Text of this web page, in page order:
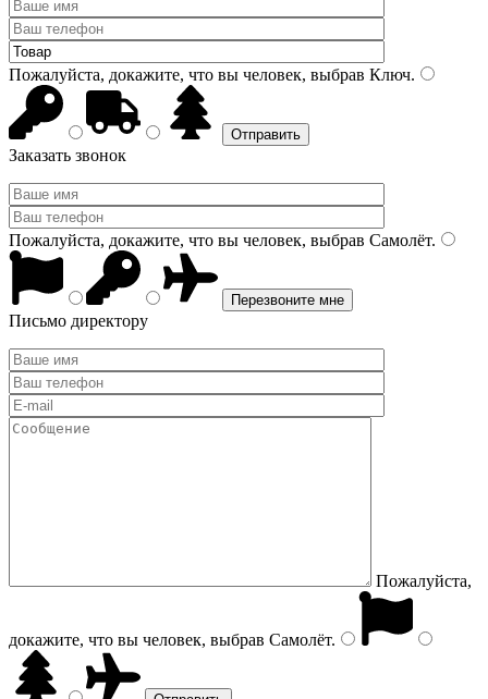
Пожалуйста, докажите, что вы человек, выбрав Ключ.
Заказать звонок
Пожалуйста, докажите, что вы человек, выбрав Самолёт.
Письмо директору
Пожалуйста,
докажите, что вы человек, выбрав Самолёт.